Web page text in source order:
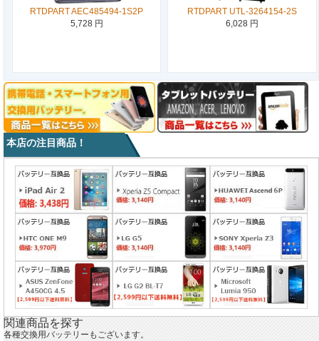
RTDPART AEC485494-1S2P
5,728 円
RTDPART UTL-3264154-2S
6,028 円
本店の注目商品！
関連商品を探す
各種交換用バッテリーもございます。